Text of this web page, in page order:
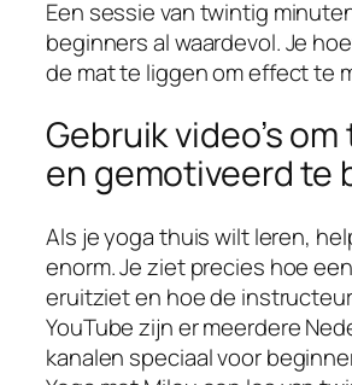
Een sessie van twintig
beginners al waardevol. Je
de mat te liggen om effect te
Gebruik video’s
en gemotiveerd te
Als je yoga thuis wilt leren,
enorm. Je ziet precies hoe
eruitziet en hoe de
YouTube zijn er meerdere
kanalen speciaal voor